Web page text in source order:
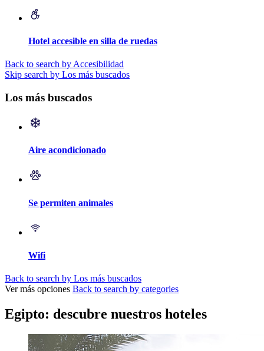
Hotel accesible en silla de ruedas
Back to search by Accesibilidad
Skip search by Los más buscados
Los más buscados
Aire acondicionado
Se permiten animales
Wifi
Back to search by Los más buscados
Ver más opciones Back to search by categories
Egipto: descubre nuestros hoteles